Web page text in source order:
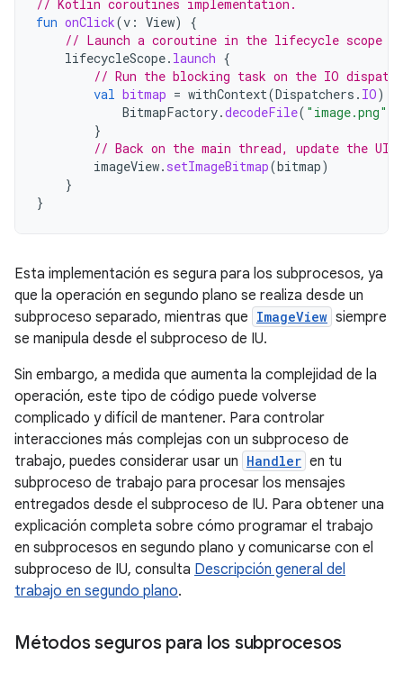
// Kotlin coroutines implementation.
fun onClick(v : View)
{
// Launch a coroutine in the lifecycle scope
lifecycleScope. launch {
// Run the blocking task on the IO
val bitmap = withContext(Dispatchers . IO)
BitmapFactory.decodeFile( "image.png"
}
// Back on the main thread, update the UI.
imageView. setImageBitmap(bitmap)
}
}
Esta implementación es segura para los subprocesos, ya
que la operación en segundo plano se realiza desde un
subproceso separado, mientras que ImageView siempre
se manipula desde el subproceso de IU.
Sin embargo, a medida que aumenta la complejidad de la
operación, este tipo de código puede volverse
complicado y difícil de mantener. Para controlar
interacciones más complejas con un subproceso de
trabajo, puedes considerar usar un Handler en tu
subproceso de trabajo para procesar los mensajes
entregados desde el subproceso de IU. Para obtener una
explicación completa sobre cómo programar el trabajo
en subprocesos en segundo plano y comunicarse con el
subproceso de IU, consulta Descripción general del
trabajo en segundo plano.
Métodos seguros para los subprocesos